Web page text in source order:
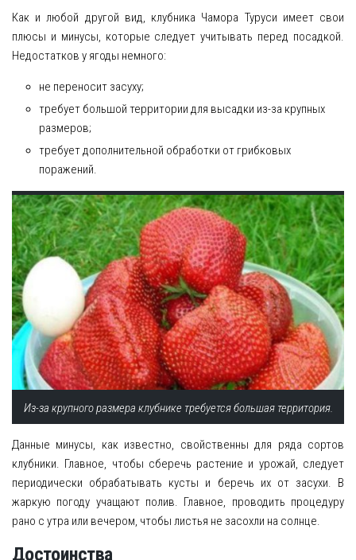
Как и любой другой вид, клубника Чамора Туруси имеет свои
плюсы и минусы, которые следует учитывать перед посадкой.
Недостатков у ягоды немного:
не переносит засуху;
требует большой территории для высадки из-за крупных
размеров;
требует дополнительной обработки от грибковых
поражений.
Из-за крупного размера клубнике требуется большая территория.
Данные минусы, как известно, свойственны для ряда сортов
клубники. Главное, чтобы сберечь растение и урожай, следует
периодически обрабатывать кусты и беречь их от засухи. В
жаркую погоду учащают полив. Главное, проводить процедуру
рано с утра или вечером, чтобы листья не засохли на солнце.
Достоинства